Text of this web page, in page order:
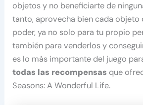
objetos y no beneficiarte de
tanto, aprovecha bien cada objeto
poder, ya no solo para tu propio
también para venderlos y
es lo más importante del juego
todas las recompensas que
Seasons: A Wonderful Life.